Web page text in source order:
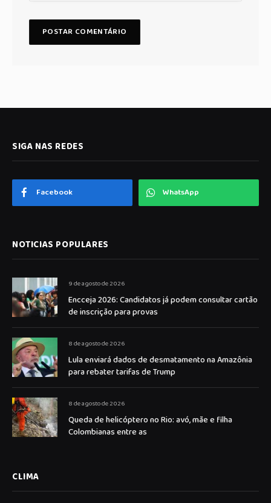
SIGA NAS REDES
Facebook WhatsApp
NOTICIAS POPULARES
9 de agosto de 2026
Encceja 2026: Candidatos já podem consultar cartão
de inscrição para provas
8 de agosto de 2026
Lula enviará dados de desmatamento na Amazônia
para rebater tarifas de Trump
8 de agosto de 2026
Queda de helicóptero no Rio: avó, mãe e filha
Colombianas entre as
CLIMA